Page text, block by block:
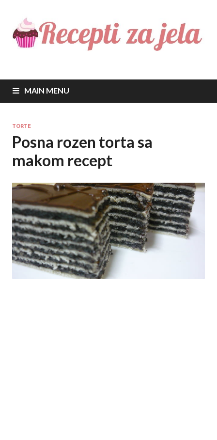
Recepti za jela
MAIN MENU
TORTE
Posna rozen torta sa
makom recept